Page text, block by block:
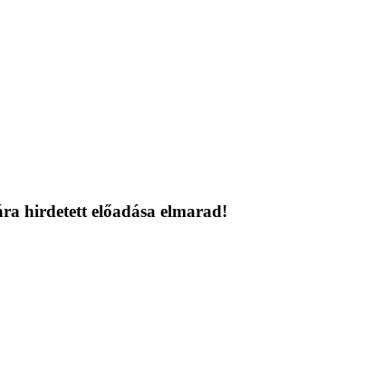
hirdetett előadása elmarad!